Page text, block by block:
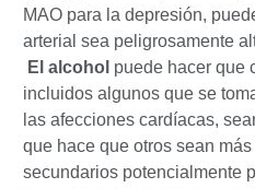
MAO para la depresión,
arterial sea peligrosamente
El alcohol puede hacer que
incluidos algunos que se
las afecciones cardíacas,
que hace que otros sean
secundarios potencialmente